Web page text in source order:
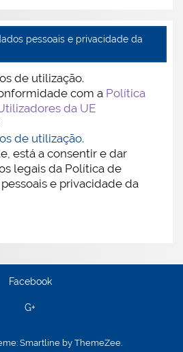
pessoais e privacidade da
de utilização.
com a Política
da UE
de utilização.
está a consentir e dar
legais da Política de
e privacidade da
Facebook
G+
Smartline by ThemeZee.